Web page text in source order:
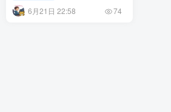
6月21日 22:58 74